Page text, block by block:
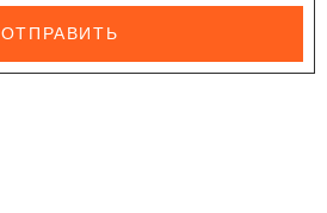
ОТПРАВИТЬ